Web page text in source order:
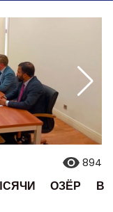
894
ОЗЁР В